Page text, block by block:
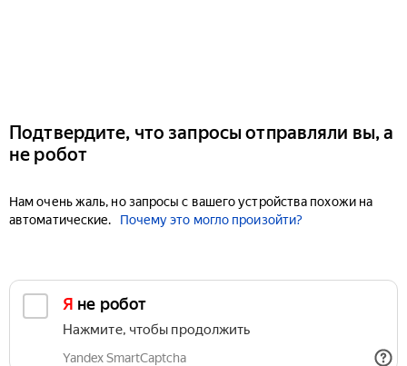
Подтвердите, что запросы отправляли вы, а
не робот
Нам очень жаль, но запросы с вашего устройства похожи на
автоматические.
Почему это могло произойти?
Я не робот
Нажмите, чтобы продолжить
Yandex SmartCaptcha